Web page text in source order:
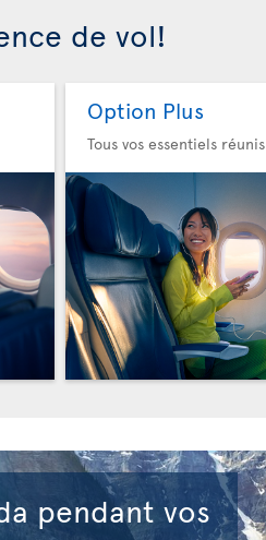
de vol!
Option Plus
Tous vos essentiels réunis
pendant vos